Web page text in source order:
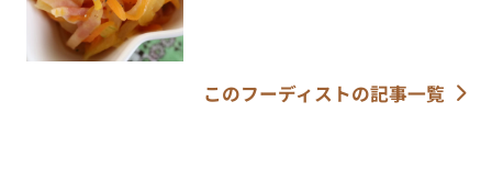
このフーディストの記事一覧